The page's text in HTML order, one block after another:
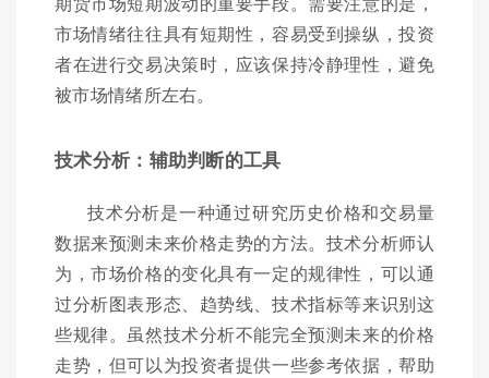
市场情绪往往具有短期性，容易受到操纵，投资
者在进行交易决策时，应该保持冷静理性，避免
被市场情绪所左右。
技术分析：辅助判断的工具
技术分析是一种通过研究历史价格和交易量
数据来预测未来价格走势的方法。技术分析师认
为，市场价格的变化具有一定的规律性，可以通
过分析图表形态、趋势线、技术指标等来识别这
些规律。虽然技术分析不能完全预测未来的价格
走势，但可以为投资者提供一些参考依据，帮助